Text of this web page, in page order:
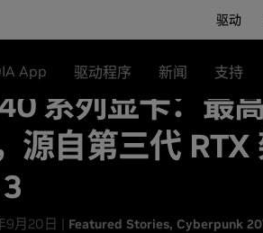
驱动
App 驱动程序 新闻 支持
系列显卡：最
源自第三代 RTX
9月20日 | Featured Stories Cyberpunk